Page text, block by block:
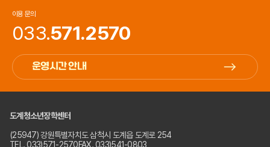
도계청소년장학센터
(25947) 강원특별자치도 삼척시 도계읍 도계로 254
TEL. 033)571-2570FAX. 033)541-0803
이용 문의
033.571.2570
운영시간 안내